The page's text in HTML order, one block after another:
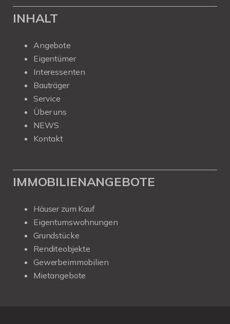
INHALT
Angebote
Eigentümer
Interessenten
Bauträger
Service
Über uns
NEWS
Kontakt
IMMOBILIENANGEBOTE
Häuser zum Kauf
Eigentumswohnungen
Grundstücke
Renditeobjekte
Gewerbeimmobilien
Mietangebote